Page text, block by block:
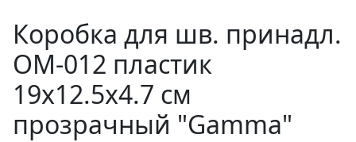
Коробка для шв. принадл.
OM-012 пластик
19x12.5x4.7 см
прозрачный "Gamma"